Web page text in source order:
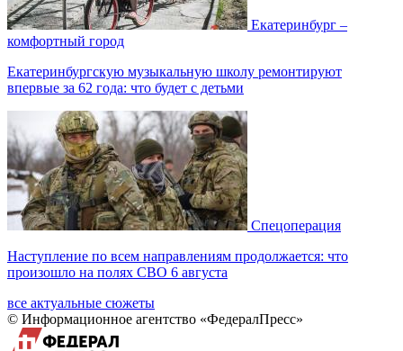
Екатеринбург –
комфортный город
Екатеринбургскую музыкальную школу ремонтируют
впервые за 62 года: что будет с детьми
Спецоперация
Наступление по всем направлениям продолжается: что
произошло на полях СВО 6 августа
все актуальные сюжеты
© Информационное агентство «ФедералПресс»